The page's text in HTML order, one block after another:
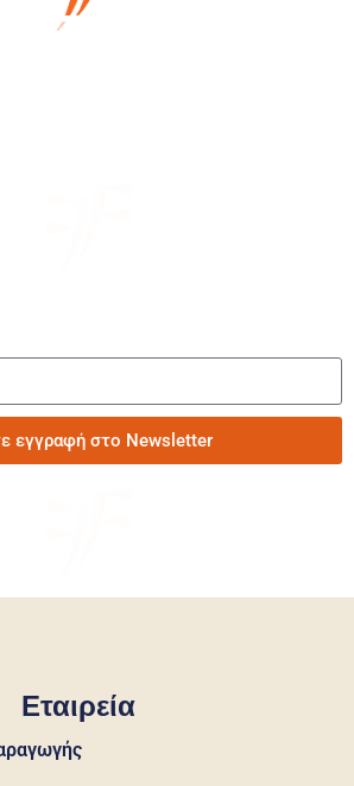
εγγραφή στο Newsletter
Εταιρεία